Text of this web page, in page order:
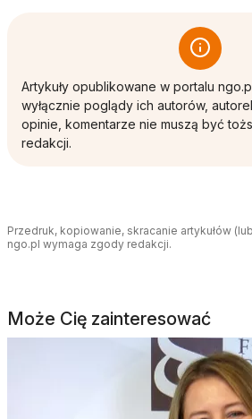
Artykuły opublikowane w portalu
wyłącznie poglądy ich autorów,
opinie, komentarze nie muszą być
redakcji.
Przedruk, kopiowanie, skracanie artykułów
ngo.pl wymaga zgody redakcji.
Może Cię zainteresować